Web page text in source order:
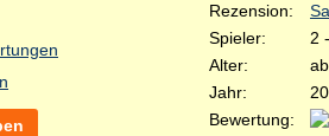
Rezension:
Spieler:
2
Alter:
Jahr:
Bewertung: